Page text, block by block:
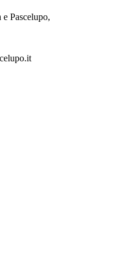
Pascelupo,